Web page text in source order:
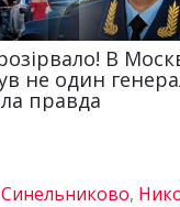
Синельниково,